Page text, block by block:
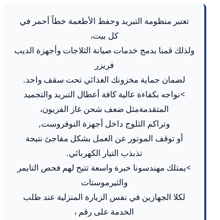
تعتبر منظومة التبريد وحفظ الأطعمة خطاً أحمر في
كل بيت،
ولذلك قمنا بدمج خدمات صيانة الثلاجات وأجهزة الديب
فريزر
لضمان حماية مخزونك الغذائي تحت سقف واحد.
>نواجه بكفاءة عالية كافة أعطال التبريد والتجميد
المتقدمةمثل ضعف شحن غاز الفريون،
وتراكم الثلوج داخل أجهزة النوفروست,
أو توقف الموتور عن العمل بشكل مفاجئ نتيجة
تذبذب التيار الكهربائي.
>يمتلك مهندسونا خبرة واسعة تتيح لهم فحص التايمر
والثيرموستات
لكلا الجهازين في نفس الزيارة المنزلية عند طلب
الخدمة على رقم ،